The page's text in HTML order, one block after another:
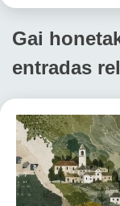
Gai
entradas